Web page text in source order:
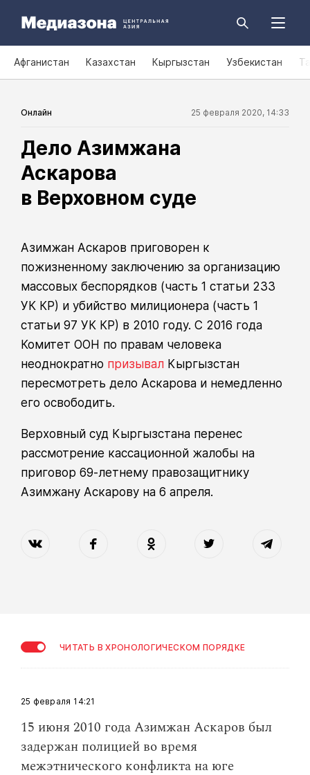
Афганистан Казахстан Кыргызстан Узбекистан
Онлайн 25 февраля 2020, 14:33
Дело Азимжана
Аскарова
в Верховном суде
Азимжан Аскаров приговорен к
пожизненному заключению за организацию
массовых беспорядков (часть 1 статьи 233
УК КР) и убийство милиционера (часть 1
статьи 97 УК КР) в 2010 году. С 2016 года
Комитет ООН по правам человека
неоднократно призывал Кыргызстан
пересмотреть дело Аскарова и немедленно
его освободить.
Верховный суд Кыргызстана перенес
рассмотрение кассационной жалобы на
приговор 69-летнему правозащитнику
Азимжану Аскарову на 6 апреля.
ЧИТАТЬ В ХРОНОЛОГИЧЕСКОМ ПОРЯДКЕ
14:21
25 февраля
​15 июня 2010 года Азимжан Аскаров был
задержан полицией во время
межэтнического конфликта на юге